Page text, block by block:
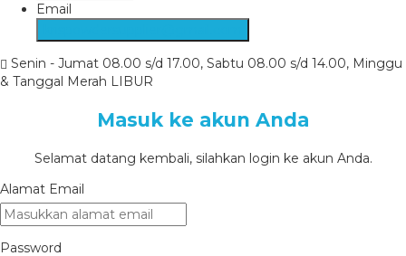
Email
Senin - Jumat 08.00 s/d 17.00, Sabtu 08.00 s/d 14.00, Minggu
& Tanggal Merah LIBUR
Masuk ke akun Anda
Selamat datang kembali, silahkan login ke akun Anda.
Alamat Email
Password